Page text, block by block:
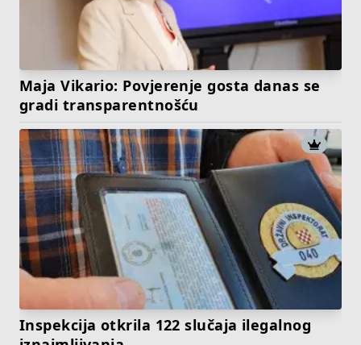
Maja Vikario: Povjerenje gosta danas se
gradi transparentnošću
Inspekcija otkrila 122 slučaja ilegalnog